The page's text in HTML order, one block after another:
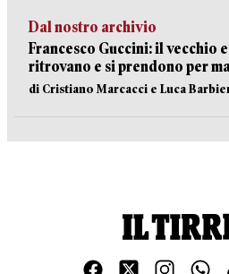
Dal nostro archivio
Francesco Guccini: il vecchio
ritrovano e si prendono per
di Cristiano Marcacci e Luca